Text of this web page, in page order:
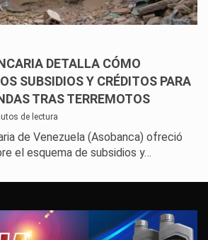
DETALLA CÓMO
SUBSIDIOS Y CRÉDITOS PARA
TRAS TERREMOTOS
de lectura
de Venezuela (Asobanca) ofreció
el esquema de subsidios y…